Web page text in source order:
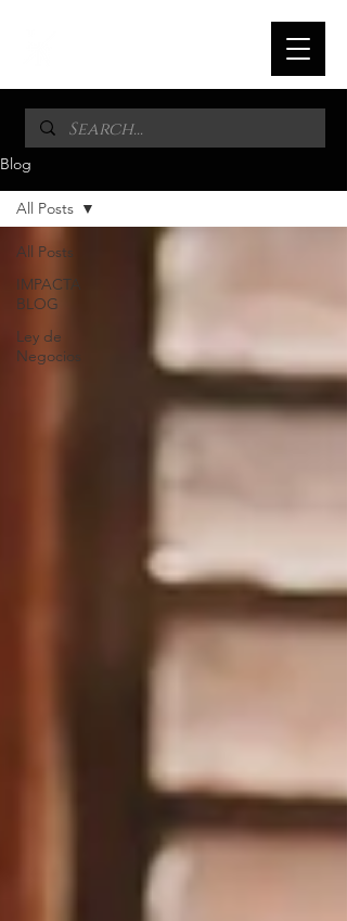
Blog
All Posts
IMPACTA
BLOG
Ley de
Negocios
All Posts